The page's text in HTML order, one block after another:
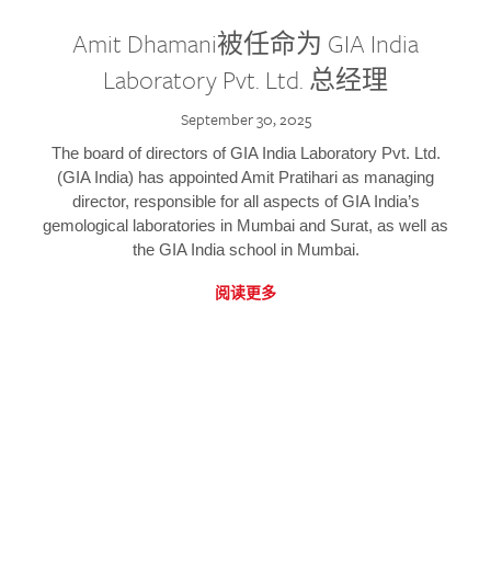
Amit Dhamani被任命为 GIA India
Laboratory Pvt. Ltd. 总经理
September 30, 2025
The board of directors of GIA India Laboratory Pvt. Ltd.
(GIA India) has appointed Amit Pratihari as managing
director, responsible for all aspects of GIA India’s
gemological laboratories in Mumbai and Surat, as well as
the GIA India school in Mumbai.
阅读更多